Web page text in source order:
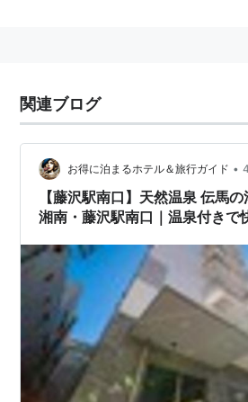
関連ブログ
お得に泊まるホテル＆旅行ガイド •
【藤沢駅南口】天然温泉 伝馬
湘南・藤沢駅南口｜温泉付きで